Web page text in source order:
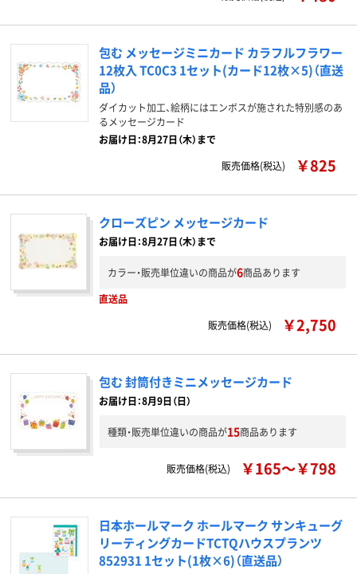
包む メッセージミニカード カラフルフラワー
12枚入 TC0C3 1セット(カード12枚×5)（直送
品）
ダイカット加工、絵柄にはエンボスが施された特別感のあ
るメッセージカード
お届け日：8月27日（木）まで
販売価格(税込)
￥825
クローズピン メッセージカード
お届け日：8月27日（木）まで
カラー・販売単位違いの商品が6商品あります
直送品
販売価格(税込)
￥2,750
包む 封筒付きミニメッセージカード
お届け日：8月9日（日）
種類・販売単位違いの商品が15商品あります
販売価格(税込) ￥165～￥798
日本ホールマーク ホールマーク サンキューグ
リーティングカードTCTQハウスプランツ
852931 1セット(1枚×6)（直送品）